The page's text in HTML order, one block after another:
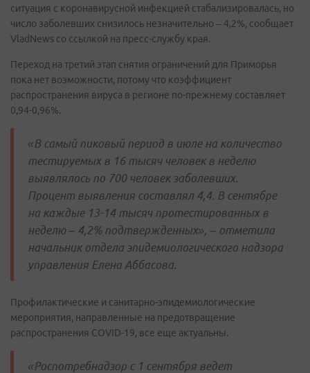
ситуация с коронавирусной инфекцией стабализировалась, но
число заболевших снизилось незначительно – 4,2%, сообщает
VladNews со ссылкой на пресс-службу края.
Переход на третий этап снятия ограничений для Приморья
пока нет возможности, потому что коэффициент
распространения вируса в регионе по-прежнему составляет
0,94-0,96%.
«В самый пиковый период в июле на количество
тестируемых в 16 тысяч человек в неделю
выявлялось по 700 человек заболевших.
Процент выявления составлял 4,4. В сентябре
на каждые 13-14 тысяч протестированных в
неделю – 4,2% подтвержденных», – отметила
начальник отдела эпидемиологического надзора
управления Елена Аббасова.
Профилактические и санитарно-эпидемиологические
мероприятия, направленные на предотвращение
распространения COVID-19, все еще актуальны.
«Роспотребнадзор с 1 сентября ведет